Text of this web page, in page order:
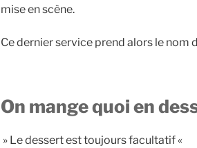
mise en scène.
Ce dernier service prend alors le nom
On mange quoi en
» Le dessert est toujours facultatif «